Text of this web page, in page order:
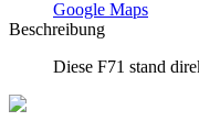
Google Maps
Beschreibung
Diese F71 stand